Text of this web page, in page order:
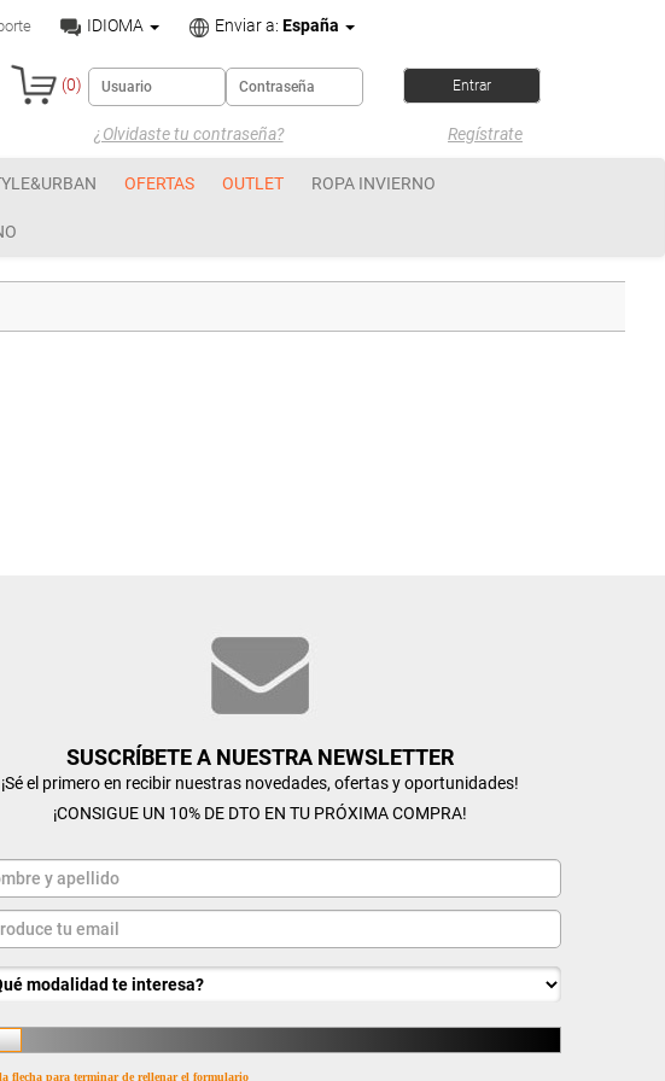
IDIOMA Enviar a: España
(0)
¿Olvidaste tu contraseña? Regístrate
OFERTAS OUTLET ROPA INVIERNO
SUSCRÍBETE A NUESTRA NEWSLETTER
¡Sé el primero en recibir nuestras novedades, ofertas y oportunidades!
¡CONSIGUE UN 10% DE DTO EN TU PRÓXIMA COMPRA!
flecha para terminar de rellenar el formulario